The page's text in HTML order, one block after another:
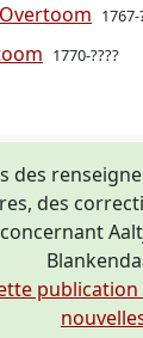
1767-
1770-????
des
des